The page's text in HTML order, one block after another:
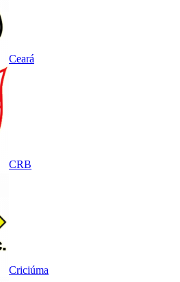
Ceará
CRB
Criciúma